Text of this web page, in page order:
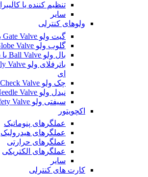
تنظیم کننده یا
سایر
ولوهای کنترلی
گیت ولو Gate Valve یا شیر دروازه ای
گلوب ولو Globe Valve یا شیر کروی
بال ولو Ball Valve یا شیر توپی
ای
چک ولو Check Valve یا شیر یک طرفه
نیدل ولو Needle Valve یا شیر سوزنی
سیفتی ولو Safety Valve یا شیر اطمینان
اکچویتور
عملگرهای پنوماتیک
عملگرهای هیدرولیک
عملگرهای حرارتی
عملگرهای الکتریکی
سایر
کارت های کنترلی